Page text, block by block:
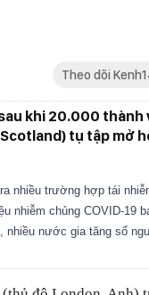
Theo dõi
khi 20.000 thành
tụ tập mở
nhiều trường hợp tái
nhiễm chủng COVID-19
nhiều nước gia tăng số